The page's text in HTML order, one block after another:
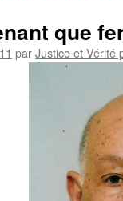
que
parJustice et Vérité